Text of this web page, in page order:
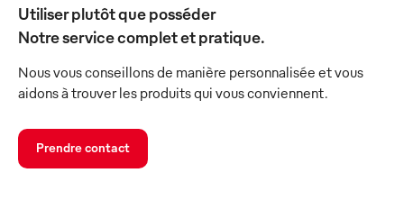
Utiliser plutôt que posséder
Notre service complet et pratique.
Nous vous conseillons de manière personnalisée et vous
aidons à trouver les produits qui vous conviennent.
Prendre contact